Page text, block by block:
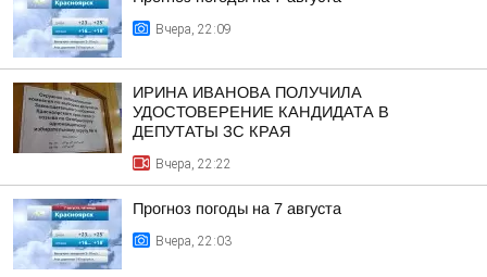
Вчера, 22:09
ИРИНА ИВАНОВА ПОЛУЧИЛА
УДОСТОВЕРЕНИЕ КАНДИДАТА В
ДЕПУТАТЫ ЗС КРАЯ
Вчера, 22:22
Прогноз погоды на 7 августа
Вчера, 22:03